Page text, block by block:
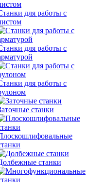
для работы с
для работы с
для работы с
станки
станки